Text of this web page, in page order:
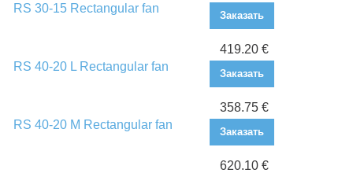
RS 30-15 Rectangular fan
Заказать
RS 40-20 L Rectangular fan
419.20 €
Заказать
RS 40-20 M Rectangular fan
358.75 €
Заказать
620.10 €